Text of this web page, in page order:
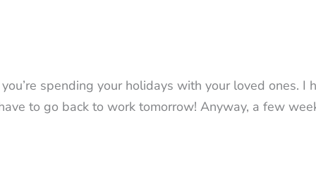
spending your holidays with your loved ones. I
to go back to work tomorrow! Anyway, a few